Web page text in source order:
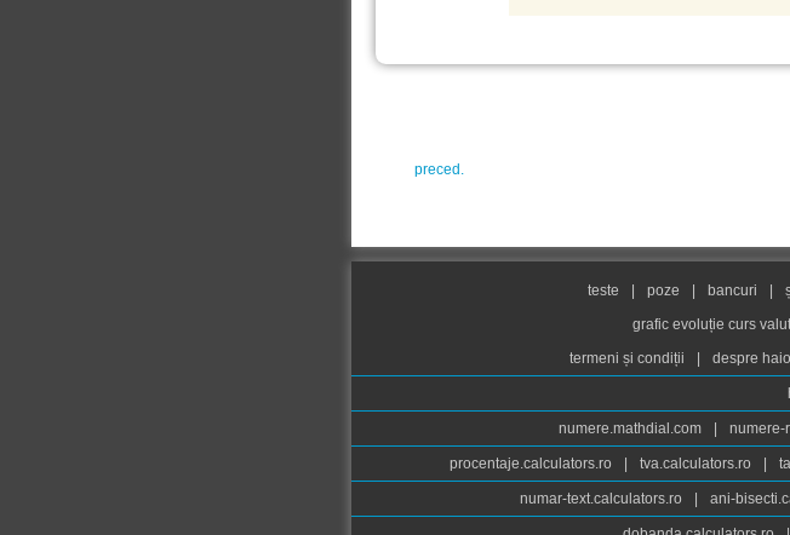
preced.
teste poze bancuri
grafic evoluție curs
termeni și condiții
despre
numere.mathdial.com numere-
procentaje.calculators.ro tva.calculators.ro
numar-text.calculators.ro ani-